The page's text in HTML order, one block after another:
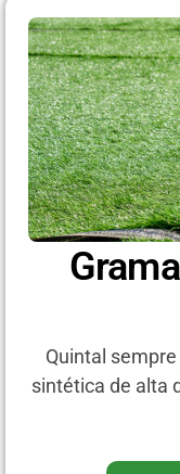
Quintal
sintética de alta